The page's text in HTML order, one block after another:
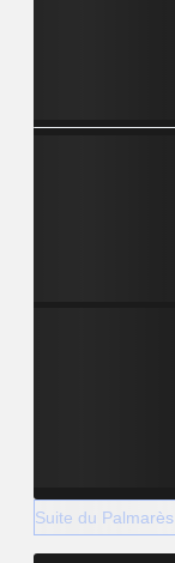
Suite du Palmarès